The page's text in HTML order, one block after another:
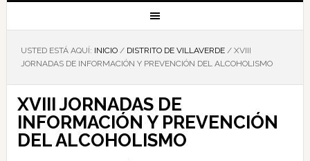
USTED ESTÁ AQUÍ: INICIO / DISTRITO DE VILLAVERDE /XVIII
JORNADAS DE INFORMACIÓN Y PREVENCIÓN DEL ALCOHOLISMO
XVIII JORNADAS DE
INFORMACIÓN Y PREVENCIÓN
DEL ALCOHOLISMO